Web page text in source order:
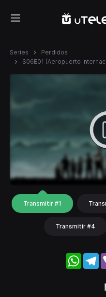
Series
Perdidos
S06E01 (Aeropuerto
Transmitir #1
Transmitir #4